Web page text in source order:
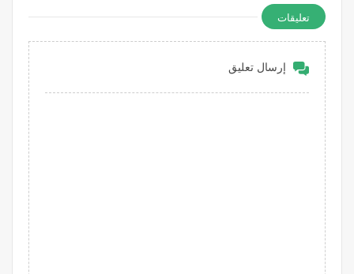
تعليقات
إرسال تعليق